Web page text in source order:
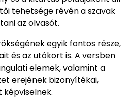
tehetsége révén a szavak
az olvasót.
egyik fontos része,
és az utókort is. A versben
elemek, valamint a
erejének bizonyítékai,